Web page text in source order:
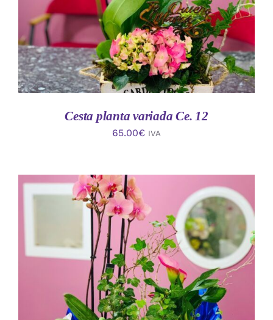
Cesta planta variada Ce. 12
65.00€ IVA
AÑADIR AL CARRITO
/
DETALLES